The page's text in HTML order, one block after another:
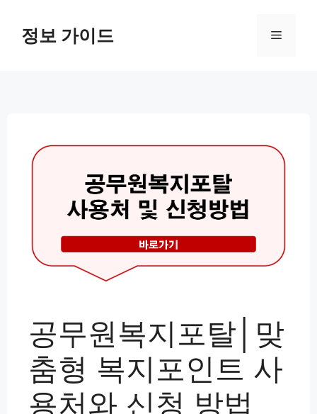
정보 가이드 메
공무원복지포탈│맞
춤형 복지포인트 사
용처와 신청 방법